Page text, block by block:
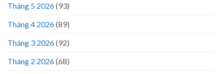
Tháng 5 2026(93)
Tháng 4 2026(89)
Tháng 3 2026(92)
Tháng 2 2026(68)